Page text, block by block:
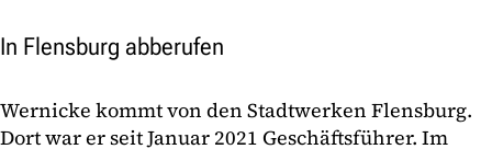
In Flensburg abberufen
Wernicke kommt von den Stadtwerken Flensburg.
Dort war er seit Januar 2021 Geschäftsführer. Im